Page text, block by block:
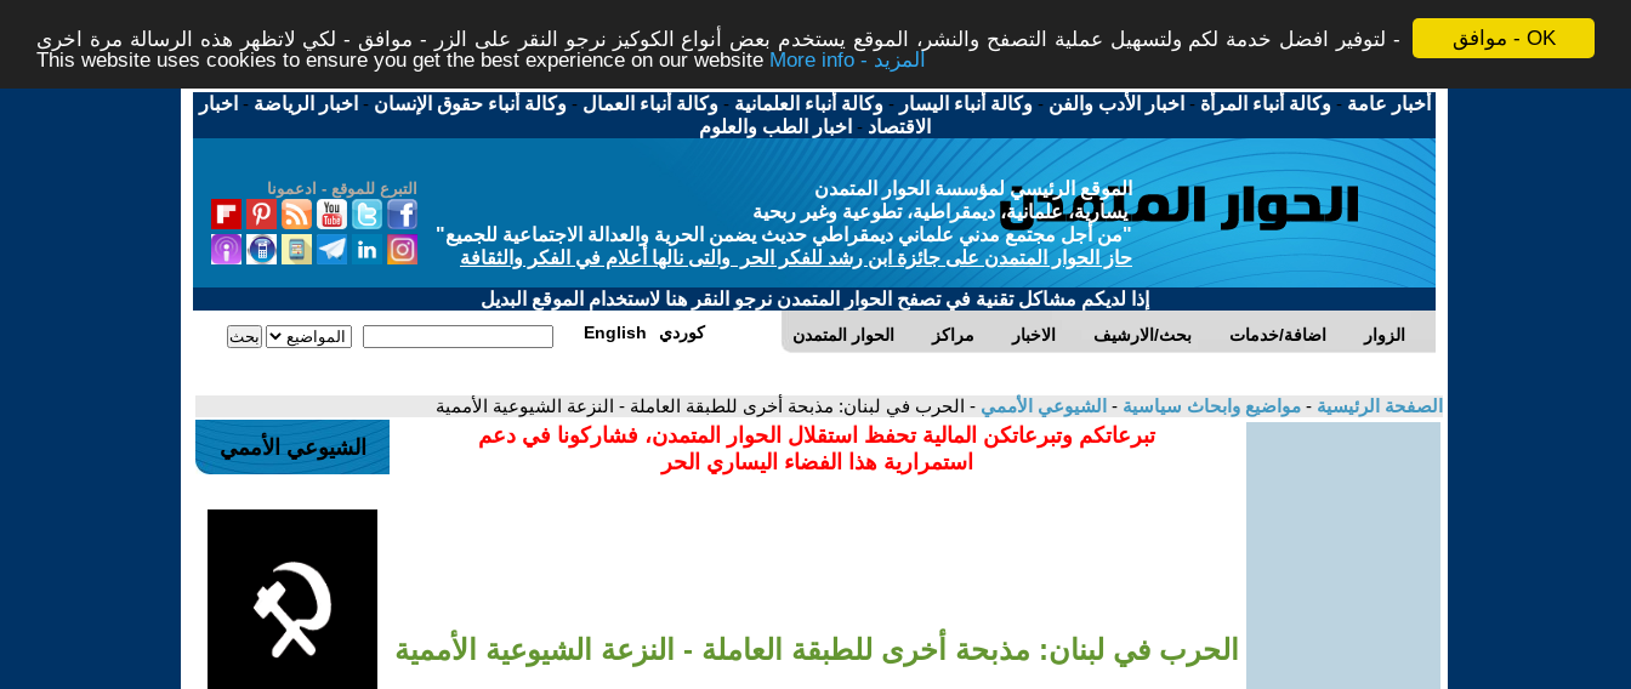
موافق - OK
لتوفير افضل خدمة لكم ولتسهيل عملية التصفح والنشر، الموقع يستخدم بعض أنواع الكوكيز نرجو النقر على الزر - موافق - لكي لاتظهر هذه الرسالة مرة اخرى -
This website uses cookies to ensure you get the best experience on our website
More info - المزيد
أخبار عامة -وكالة أنباء المرأة - اخبار الأدب والفن -وكالة أنباء اليسار -وكالة أنباء العلمانية -وكالة أنباء العمال -وكالة أنباء حقوق الإنسان - اخبار الرياضة - اخبار
الاقتصاد - اخبار الطب والعلوم
التبرع للموقع - ادعمونا
الموقع الرئيسي لمؤسسة الحوار المتمدن
يسارية، علمانية، ديمقراطية، تطوعية وغير ربحية
"من أجل مجتمع مدني علماني ديمقراطي حديث يضمن الحرية والعدالة الاجتماعية للجميع"
حاز الحوار المتمدن على جائزة ابن رشد للفكر الحر والتى نالها أعلام في الفكر والثقافة
إذا لديكم مشاكل تقنية في تصفح الحوار المتمدن نرجو النقر هنا لاستخدام الموقع البديل
الحوار المتمدن مراكز الاخبار بحث/الارشيف اضافة/خدمات الزوار English كوردي
الصفحة الرئيسية - مواضيع وابحاث سياسية - الشيوعي الأممي - الحرب في لبنان: مذبحة أخرى للطبقة العاملة - النزعة الشيوعية الأممية
تبرعاتكم وتبرعاتكن المالية تحفظ استقلال الحوار المتمدن، فشاركونا في دعم
استمرارية هذا الفضاء اليساري الحر
الحرب في لبنان: مذبحة أخرى للطبقة العاملة - النزعة الشيوعية الأممية
الشيوعي الأممي